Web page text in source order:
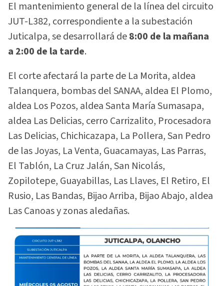
El mantenimiento general de la línea del circuito
JUT-L382, correspondiente a la subestación
Juticalpa, se desarrollará de8:00 de la mañana
a 2:00 de la tarde.
El corte afectará la parte de La Morita, aldea
Talanquera, bombas del SANAA, aldea El Plomo,
aldea Los Pozos, aldea Santa María Sumasapa,
aldea Las Delicias, cerro Carrizalito, Procesadora
Las Delicias, Chichicazapa, La Pollera, San Pedro
de las Joyas, La Venta, Guacamayas, Las Parras,
El Tablón, La Cruz Jalán, San Nicolás,
Zopilotepe, Guayabillas, Las Llaves, El Retiro, El
Rusio, Las Bandas, Bijao Arriba, Bijao Abajo, aldea
Las Canoas y zonas aledañas.